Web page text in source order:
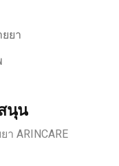
ยา
นุน
ARINCARE